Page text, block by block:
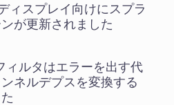
ィスプレイ向けにスプラ
が更新されました
ィルタはエラーを出す代
ネルデプスを変換する